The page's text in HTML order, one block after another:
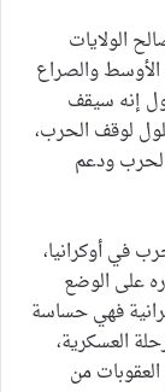
الولايات
الأوسط والصراع
إنه سيقف
لوقف الحرب،
الحرب ودعم
في أوكرانيا،
على الوضع
فهي حساسة
العسكرية،
من